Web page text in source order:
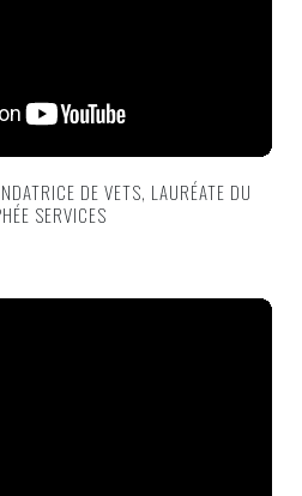
DE VETS, LAURÉATE DU
SERVICES